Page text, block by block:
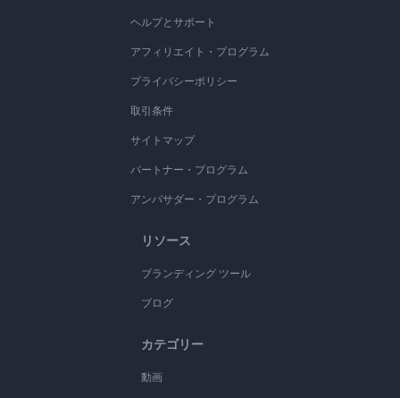
ヘルプとサポート
アフィリエイト・プログラム
プライバシーポリシー
取引条件
サイトマップ
パートナー・プログラム
アンバサダー・プログラム
リソース
ブランディング ツール
ブログ
カテゴリー
動画